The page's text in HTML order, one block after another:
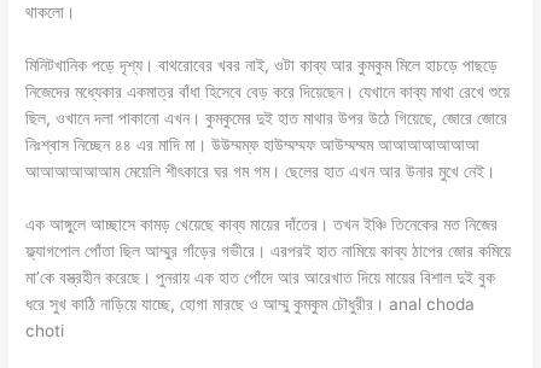
থাকলো।
মিনিটখানিক পড়ে দৃশ্য। বাথরোবের খবর নাই, ওটা কাব্য আর কুমকুম মিলে হাচড়ে পাছড়ে
নিজেদের মধ্যেকার একমাত্র বাঁধা হিসেবে বেড় করে দিয়েছেন। যেখানে কাব্য মাথা রেখে শুয়ে
ছিল, ওখানে দলা পাকানো এখন। কুমকুমের দুই হাত মাথার উপর উঠে গিয়েছে, জোরে জোরে
নিঃশ্বাস নিচ্ছেন ৪৪ এর মাদি মা। উউম্মম্ফ হাউম্মম্মফ আউম্মম্মম আআআআআআআ
আআআআআআম মেয়েলি শীৎকারে ঘর গম গম। ছেলের হাত এখন আর উনার মুখে নেই।
এক আঙ্গুলে আচ্ছাসে কামড় খেয়েছে কাব্য মায়ের দাঁতের। তখন ইঞ্চি তিনেকের মত নিজের
ফ্ল্যাগপোল পোঁতা ছিল আম্মুর গাঁড়ের গভীরে। এরপরই হাত নামিয়ে কাব্য ঠাপের জোর কমিয়ে
মা’কে বস্ত্রহীন করেছে। পুনরায় এক হাত পোঁদে আর আরেখাত দিয়ে মায়ের বিশাল দুই বুক
ধরে সুখ কাঠি নাড়িয়ে যাচ্ছে, হোগা মারছে ও আম্মু কুমকুম চৌধুরীর। anal choda
choti